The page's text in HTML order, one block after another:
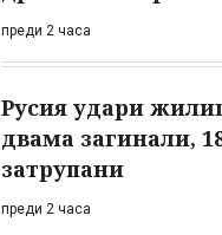
преди 2 часа
Русия удари
двама загинали,
затрупани
преди 2 часа